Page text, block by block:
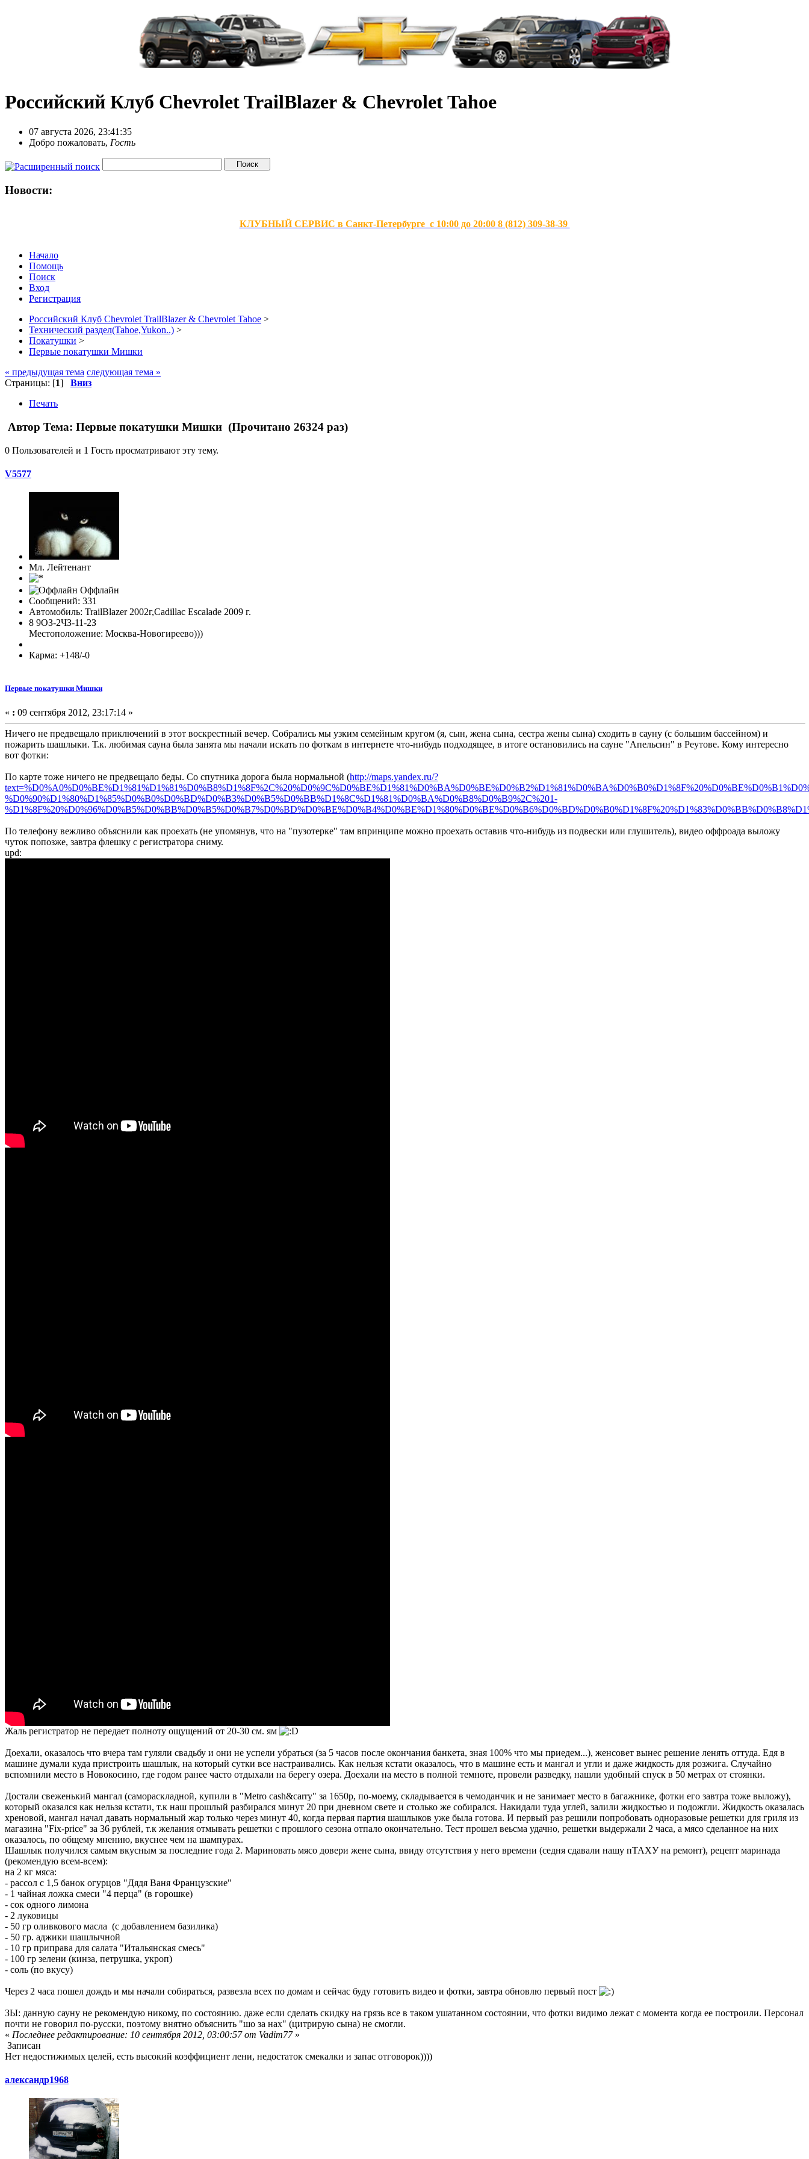
Российский Клуб Chevrolet TrailBlazer & Chevrolet Tahoe
07 августа 2026, 23:41:35
Добро пожаловать, Гость
Новости:
КЛУБНЫЙ СЕРВИС в Санкт-Петербурге с 10:00 до 20:00 8 (812) 309-38-39
Начало
Помощь
Поиск
Вход
Регистрация
Российский Клуб Chevrolet TrailBlazer & Chevrolet Tahoe >
Технический раздел(Tahoe,Yukon..) >
Покатушки >
Первые покатушки Мишки
« предыдущая тема следующая тема »
Страницы: [1] Вниз
Печать
Автор Тема: Первые покатушки Мишки (Прочитано 26324 раз)
0 Пользователей и 1 Гость просматривают эту тему.
V5577
Мл. Лейтенант
Оффлайн
Сообщений: 331
Автомобиль: TrailBlazer 2002г,Cadillac Escalade 2009 г.
8 9ОЗ-2ЧЗ-11-2З
Местоположение: Москва-Новогиреево)))
Карма: +148/-0
Первые покатушки Мишки
« : 09 сентября 2012, 23:17:14 »
Ничего не предвещало приключений в этот воскрестный вечер. Собрались мы узким семейным кругом (я, сын, жена сына, сестра жены сына) сходить в сауну (с большим бассейном) и
пожарить шашлыки. Т.к. любимая сауна была занята мы начали искать по фоткам в интернете что-нибудь подходящее, в итоге остановились на сауне "Апельсин" в Реутове. Кому интересно
вот фотки:
По карте тоже ничего не предвещало беды. Со спутника дорога была нормальной (http://maps.yandex.ru/?
%D0%90%D1%80%D1%85%D0%B0%D0%BD%D0%B3%D0%B5%D0%BB%D1%8C%D1%81%D0%BA%D0%B8%D0%B9%2C%201-
По телефону вежливо объяснили как проехать (не упомянув, что на "пузотерке" там впринципе можно проехать оставив что-нибудь из подвески или глушитель), видео оффроада выложу
чуток попозже, завтра флешку с регистратора сниму.
upd:
Жаль регистратор не передает полноту ощущений от 20-30 см. ям
Доехали, оказалось что вчера там гуляли свадьбу и они не успели убраться (за 5 часов после окончания банкета, зная 100% что мы приедем...), женсовет вынес решение ленять оттуда. Едя в
машине думали куда пристроить шашлык, на который сутки все настраивались. Как нельзя кстати оказалось, что в машине есть и мангал и угли и даже жидкость для розжига. Случайно
вспомнили место в Новокосино, где годом ранее часто отдыхали на берегу озера. Доехали на место в полной темноте, провели разведку, нашли удобный спуск в 50 метрах от стоянки.
Достали свеженький мангал (самораскладной, купили в "Metro cash&carry" за 1650р, по-моему, складывается в чемоданчик и не занимает место в багажнике, фотки его завтра тоже выложу),
который оказался как нельзя кстати, т.к наш прошлый разбирался минут 20 при дневном свете и столько же собирался. Накидали туда углей, залили жидкостью и подожгли. Жидкость оказалась
хреновой, мангал начал давать нормальный жар только через минут 40, когда первая партия шашлыков уже была готова. И первый раз решили попробовать одноразовые решетки для гриля из
магазина "Fix-price" за 36 рублей, т.к желания отмывать решетки с прошлого сезона отпало окончательно. Тест прошел веьсма удачно, решетки выдержали 2 часа, а мясо сделанное на них
оказалось, по общему мнению, вкуснее чем на шампурах.
Шашлык получился самым вкусным за последние года 2. Мариновать мясо довери жене сына, ввиду отсутствия у него времени (седня сдавали нашу пТАХУ на ремонт), рецепт маринада
(рекомендую всем-всем):
на 2 кг мяса:
- рассол с 1,5 банок огурцов "Дядя Ваня Французские"
- 1 чайная ложка смеси "4 перца" (в горошке)
- сок одного лимона
- 2 луковицы
- 50 гр оливкового масла (с добавлением базилика)
- 50 гр. аджики шашлычной
- 10 гр приправа для салата "Итальянская смесь"
- 100 гр зелени (кинза, петрушка, укроп)
- соль (по вкусу)
Через 2 часа пошел дождь и мы начали собираться, развезла всех по домам и сейчас буду готовить видео и фотки, завтра обновлю первый пост
ЗЫ: данную сауну не рекомендую никому, по состоянию. даже если сделать скидку на грязь все в таком ушатанном состоянии, что фотки видимо лежат с момента когда ее построили. Персонал
почти не говорил по-русски, поэтому внятно объяснить "шо за нах" (цитрирую сына) не смогли.
« Последнее редактирование: 10 сентября 2012, 03:00:57 от Vadim77»
Записан
Нет недостижимых целей, есть высокий коэффициент лени, недостаток смекалки и запас отговорок))))
александр1968